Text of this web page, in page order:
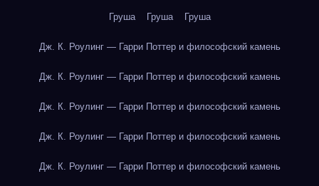
Груша Груша Груша
Дж. К. Роулинг — Гарри Поттер и философский камень
Дж. К. Роулинг — Гарри Поттер и философский камень
Дж. К. Роулинг — Гарри Поттер и философский камень
Дж. К. Роулинг — Гарри Поттер и философский камень
Дж. К. Роулинг — Гарри Поттер и философский камень